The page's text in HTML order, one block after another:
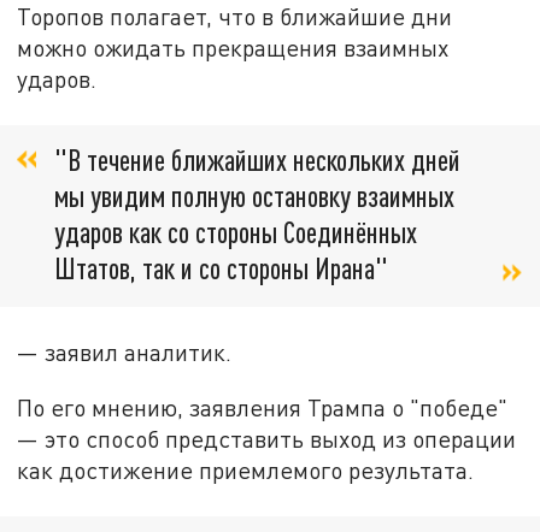
Торопов полагает, что в ближайшие дни
можно ожидать прекращения взаимных
ударов.
"В течение ближайших нескольких дней
мы увидим полную остановку взаимных
ударов как со стороны Соединённых
Штатов, так и со стороны Ирана"
— заявил аналитик.
По его мнению, заявления Трампа о "победе"
— это способ представить выход из операции
как достижение приемлемого результата.